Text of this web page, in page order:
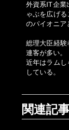
外資系IT企業
ゃぶを広げ
のパイオニア
総理大臣経験
連客が多い。
近年はラム
している。
関連記